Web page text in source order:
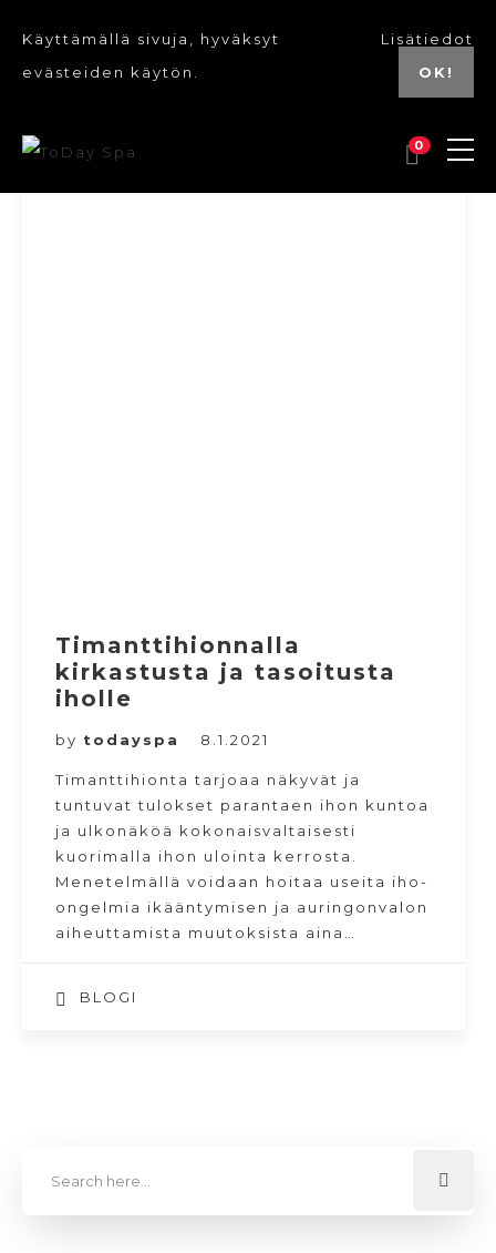
Käyttämällä sivuja, hyväksyt
evästeiden käytön.
Lisätiedot
OK!
0
Timanttihionnalla
kirkastusta ja tasoitusta
iholle
by todayspa 8.1.2021
Timanttihionta tarjoaa näkyvät ja
tuntuvat tulokset parantaen ihon kuntoa
ja ulkonäköä kokonaisvaltaisesti
kuorimalla ihon ulointa kerrosta.
Menetelmällä voidaan hoitaa useita iho-
ongelmia ikääntymisen ja auringonvalon
aiheuttamista muutoksista aina…
BLOGI